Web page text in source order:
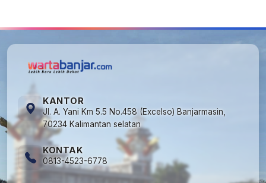
KANTOR
Jl. A. Yani Km 5.5 No.458 (Excelso) Banjarmasin,
70234 Kalimantan selatan
KONTAK
0813-4523-6778